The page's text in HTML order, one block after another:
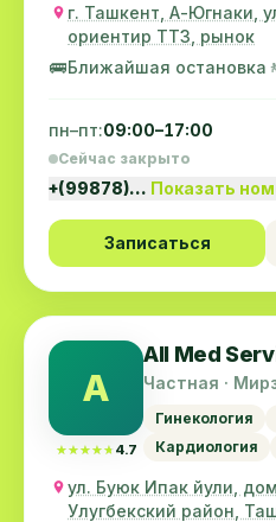
г. Ташкент, А-Югнаки,
ориентир ТТЗ, рынок
🚌Ближайшая остановка
пн–пт:09:00–17:00
Сейчас закрыто
+(99878)… Показать
Записаться
A
★★★★★
★★★★★ 4.7
All Med
Частная ·
Гинекология
Кардиология
ул. Буюк Ипак йули,
Улугбекский район,